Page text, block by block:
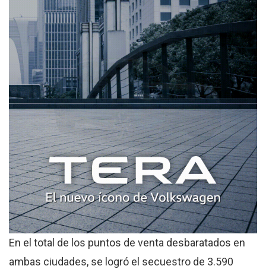
En el total de los puntos de venta desbaratados en
ambas ciudades, se logró el secuestro de 3.590